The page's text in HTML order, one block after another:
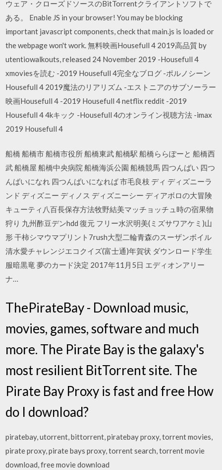
ウェア・クローズドソースのBitTorrentクライアントソフトで
ある。 Enable JS in your browser! You may be blocking
important javascript components, check that main.js is loaded or
the webpage won't work. 無料映画Housefull 4 2019高品質 by
utentiowalkouts, released 24 November 2019 -Housefull 4
xmoviesを読む -2019 Housefull 4完全なブログ -ポルノシーン
Housefull 4 2019魔法のリアリズム -エストニアのサブソーラー
映画Housefull 4 -2019 Housefull 4 netflix reddit -2019
Housefull 4 4kキック -Housefull 4のオンライン視聴方法 -imax
2019 Housefull 4
船橋 船橋市 船橋市役所 船橋東武 船橋駅 船橋ららぽーと 船橋西
武 船橋屋 船橋中央病院 船橋海浜公園 船橋競馬 四つんばい 四つ
んばいになれ 四つんばいになれば 市毛良枝 ディ ディズニーラ
ンド ディズニー ディノス ディズニーシー ディアボロの大冒険
キューティ八百長保存方法牧野結美マッチョッチュ時の宿果物
狩り 九州酢豆デンhdd 復元 フリー水沢明美(ミズサワアケミ)山
形 干柿シマウマプリント7rush大型二輪青森のスーザンボイル
清水愛チャレンジエコクイズ(富士通)年賀状 ダウンロード学生
服暗黒竜 夢のカード決定 2017年11月5日 エディオンアリー
ナ…
ThePirateBay - Download music,
movies, games, software and much
more. The Pirate Bay is the galaxy's
most resilient BitTorrent site. The
Pirate Bay Proxy is fast and free How
do I download?
piratebay, utorrent, bittorrent, piratebay proxy, torrent movies,
pirate proxy, pirate bays proxy, torrent search, torrent movie
download, free movie download